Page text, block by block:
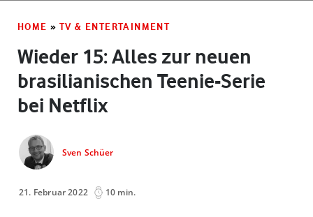
HOME » TV & ENTERTAINMENT
Wieder 15: Alles zur neuen
brasilianischen Teenie-Serie
bei Netflix
Sven Schüer
21. Februar 2022 10 min.